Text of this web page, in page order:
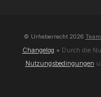
© Urheberrecht 2026
Changelog ● Durch die
Nutzungsbedingungen